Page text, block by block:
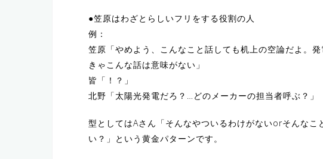
●笠原はわざとらしいフリをする役割の人
例：
笠原「やめよう、こんなこと話しても机上の空論だよ。
きゃこんな話は意味がない」
皆「！？」
北野「太陽光発電だろ？…どのメーカーの担当者呼ぶ？」
型としてはAさん「そんなやついるわけがないorそんな
い？」という黄金パターンです。